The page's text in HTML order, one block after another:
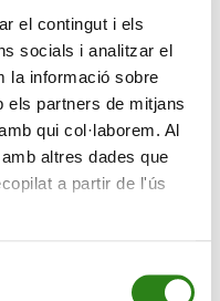
el contingut i els
socials i analitzar el
la informació sobre
els partners de mitjans
qui col·laborem. Al
altres dades que
a partir de l'ús
se o desaparèixer